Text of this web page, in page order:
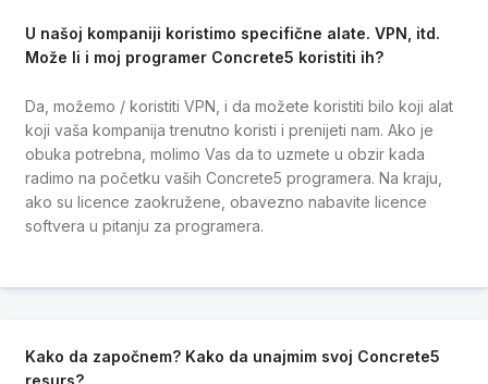
U našoj kompaniji koristimo specifične alate. VPN, itd.
Može li i moj programer Concrete5 koristiti ih?
Da, možemo / koristiti VPN, i da možete koristiti bilo koji alat
koji vaša kompanija trenutno koristi i prenijeti nam. Ako je
obuka potrebna, molimo Vas da to uzmete u obzir kada
radimo na početku vaših Concrete5 programera. Na kraju,
ako su licence zaokružene, obavezno nabavite licence
softvera u pitanju za programera.
Kako da započnem? Kako da unajmim svoj Concrete5
resurs?